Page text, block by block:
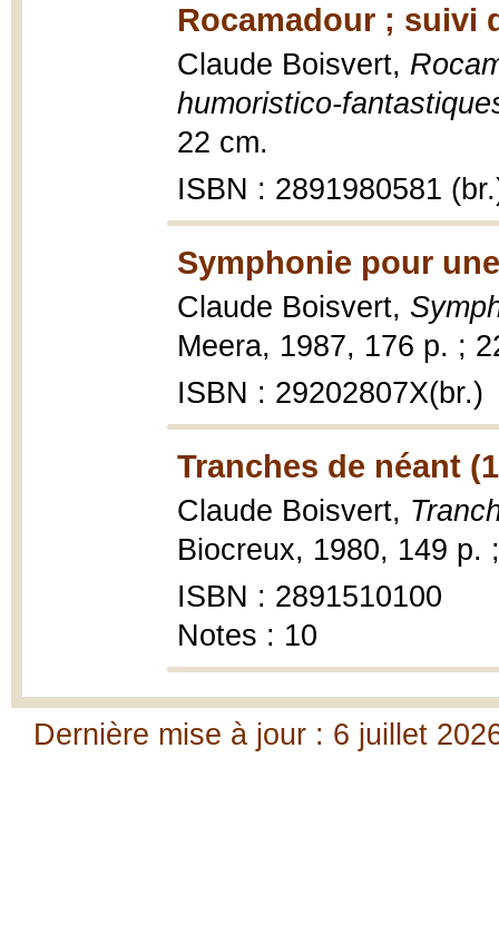
Rocamadour ; suivi
Claude Boisvert,
humoristico-
22 cm.
ISBN : 2891980581
Symphonie pour
Claude Boisvert,
Meera, 1987, 176 p. ;
ISBN : 29202807X(br.)
Tranches de néant
Claude Boisvert,
Biocreux, 1980, 149 p.
ISBN : 2891510100
Notes : 10
Dernière mise à jour : 6 juillet